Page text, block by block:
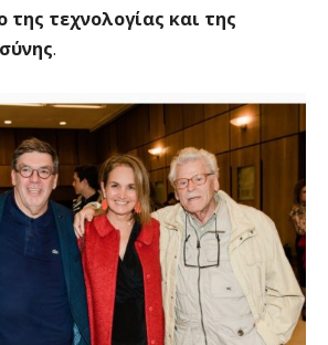
τεχνολογίας και της
.